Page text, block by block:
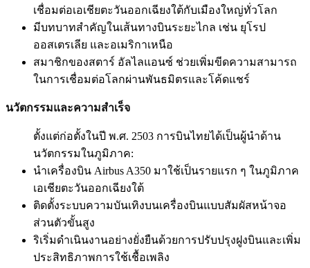
เชื่อมต่อเอเชียตะวันออกเฉียงใต้กับเมืองใหญ่ทั่วโลก
มีบทบาทสำคัญในเส้นทางบินระยะไกล เช่น ยุโรป
ออสเตรเลีย และอเมริกาเหนือ
สมาชิกของสตาร์ อัลไลแอนซ์ ช่วยเพิ่มขีดความสามารถ
ในการเชื่อมต่อโลกผ่านพันธมิตรและโค้ดแชร์
นวัตกรรมและความสำเร็จ
ตั้งแต่ก่อตั้งในปี พ.ศ. 2503 การบินไทยได้เป็นผู้นำด้าน
นวัตกรรมในภูมิภาค:
นำเครื่องบิน Airbus A350 มาใช้เป็นรายแรก ๆ ในภูมิภาค
เอเชียตะวันออกเฉียงใต้
ติดตั้งระบบความบันเทิงบนเครื่องบินแบบสัมผัสหน้าจอ
ส่วนตัวขั้นสูง
ริเริ่มดำเนินงานอย่างยั่งยืนด้วยการปรับปรุงฝูงบินและเพิ่ม
ประสิทธิภาพการใช้เชื้อเพลิง